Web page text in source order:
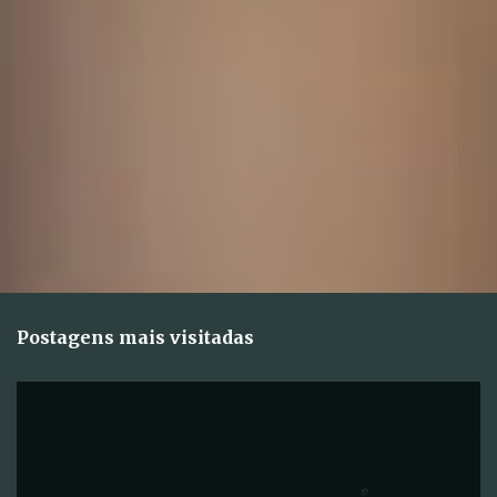
Postagens mais visitadas